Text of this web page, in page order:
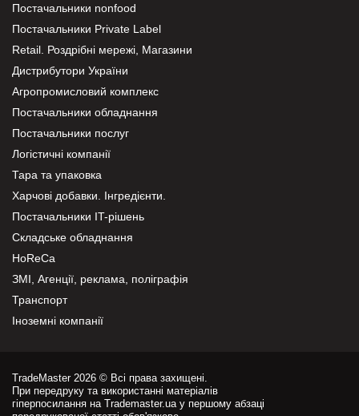
Постачальники nonfood
Постачальники Private Label
Retail. Роздрібні мережі, Магазини
Дистрибутори України
Агропромисловий комплекс
Постачальники обладнання
Постачальники послуг
Логістичні компанії
Тара та упаковка
Харчові добавки. Інгредієнти.
Постачальники IT-рішень
Складське обладнання
HoReCa
ЗМІ, Агенції, реклама, поліграфія
Транспорт
Іноземні компанії
TradeMaster 2026 © Всі права захищені.
При передруку та використанні матеріалів
гіперпосилання на Trademaster.ua у першому абзаці